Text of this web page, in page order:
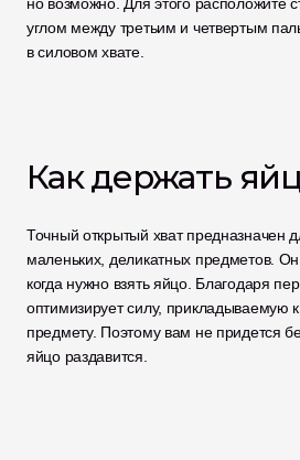
углом между третьим и четвертым
в силовом хвате.
Как держать
Точный открытый хват предназначен
маленьких, деликатных предметов.
когда нужно взять яйцо. Благодаря
оптимизирует силу, прикладываемую
предмету. Поэтому вам не придется
яйцо раздавится.